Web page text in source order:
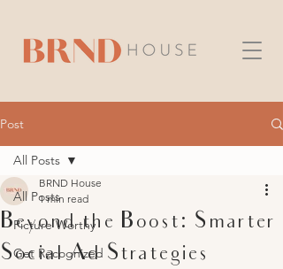
Post
All Posts
Picture Worthy
Get Recognized
All Posts
Beyond the Boost: Smarter
Social Ad Strategies
BRND House
1 min read